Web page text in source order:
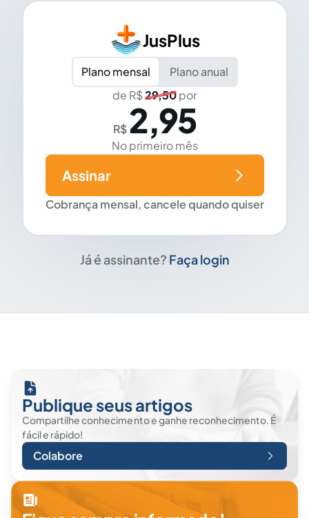
JusPlus
Plano mensal
Plano anual
de R$29,50por
R$ 2,95
No primeiro mês
Cobrança mensal, cancele quando quiser
Assinar
Já é assinante? Faça login
Publique seus artigos
Compartilhe conhecimento e ganhe reconhecimento. É
fácil e rápido!
Colabore